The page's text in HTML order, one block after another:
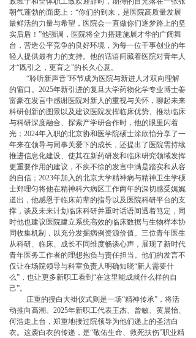
朝气蓬勃的面庞上：“你们的到来，是医院高质量发展
最鲜活的力量与希望，医院会一直做你们逐梦路上的坚
实后盾！”他强调，医院将全力搭建施展才华的广阔舞
台，营造公平竞争的良好环境，为每一位干事创业的年
轻人提供最有力的支持。他的话语间藏着医院对青年人
才“既引之，更育之”的长久心意。
“聆听新声音”环节成为医院与新进人才双向理解
的窗口。2025年新引进的复旦大学药物化学专业博士姜
富豪在发言中感谢医院对新人的重视与关怀，聊起未来
科研创新的图景以及建议医院发挥临床优势、推动临床
与科研深度融合、探索产学研合作时，他的眼里闪着
光；2024年入职的北京协和医学院硕士涂欣怡分享了一
年来在领导与同事关爱下的成长，还提出了医院需持续
推进信息化建设、使其在新药研发和临床研究领域发挥
更重要作用的建议，不疾不徐的发言中满是踏实和从容
的自信；2023年加入的北京大学精神病与精神卫生学硕
士郑理匀将他在精神科六病区工作两年的深切感受娓娓
道出，他感恩于临床前辈的指导以及医院科研平台的支
撑，谈及未来计划临床科研并重时话语间透着笃定，同
时他也建议医院建立系统高效的临床数据与生物样本协
同收集机制，以充分发掘病例资源价值。三位青年医生
从科研、临床、成长不同维度畅谈心声，展现了新时代
青年医务工作者的理想抱负与责任担当。他们的发言不
仅让在场院领导与科室负责人明确知晓“新人需要什
么”，也让更多新职工看到“在这里能成就什么样的自
己”。
庄重的授白大褂仪式则是一场“精神传承”，将活
动推向高潮。2025年新职工代表王杰、曾敏、黄晨怡、
何浩走上台，郑重地接过院领导为他们递上的圣洁白
衣。这袭白衣的传递，是“敬佑生命、救死扶伤”职业精